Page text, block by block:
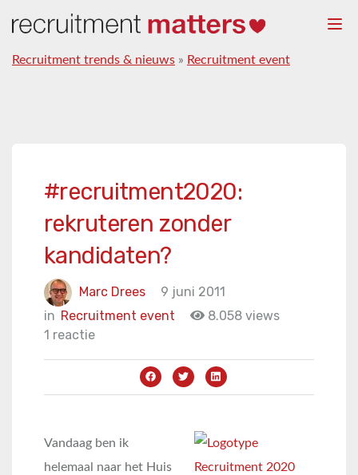
Recruitment trends & nieuws » Recruitment event
#recruitment2020:
rekruteren zonder
kandidaten?
Marc Drees
9 juni 2011
in Recruitment event
8.058 views
1 reactie
Vandaag ben ik
helemaal naar het Huis